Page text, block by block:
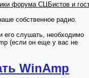
форума СЦБистов и
собственное радио.
его слушать, необходимо
(если он еще у вас не
WinAmp